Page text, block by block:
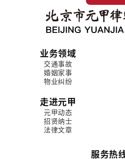
业务领域
交通事故
婚姻家事
物业纠纷
走进元甲
元甲动态
招贤纳士
法律文章
服务热